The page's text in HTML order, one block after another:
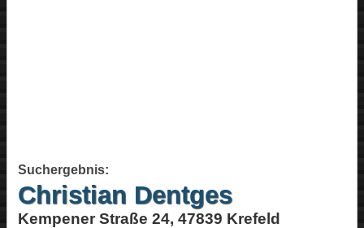
Suchergebnis:
Christian Dentges
Kempener Straße 24, 47839 Krefeld